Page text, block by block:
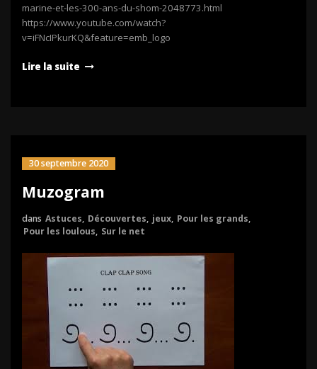
marine-et-les-300-ans-du-shom-2048773.html
https://www.youtube.com/watch?
v=iFNcIPkurKQ&feature=emb_logo
Lire la suite
30 septembre 2020
Muzogram
dans Astuces, Découvertes, jeux, Pour les grands,
Pour les loulous, Sur le net